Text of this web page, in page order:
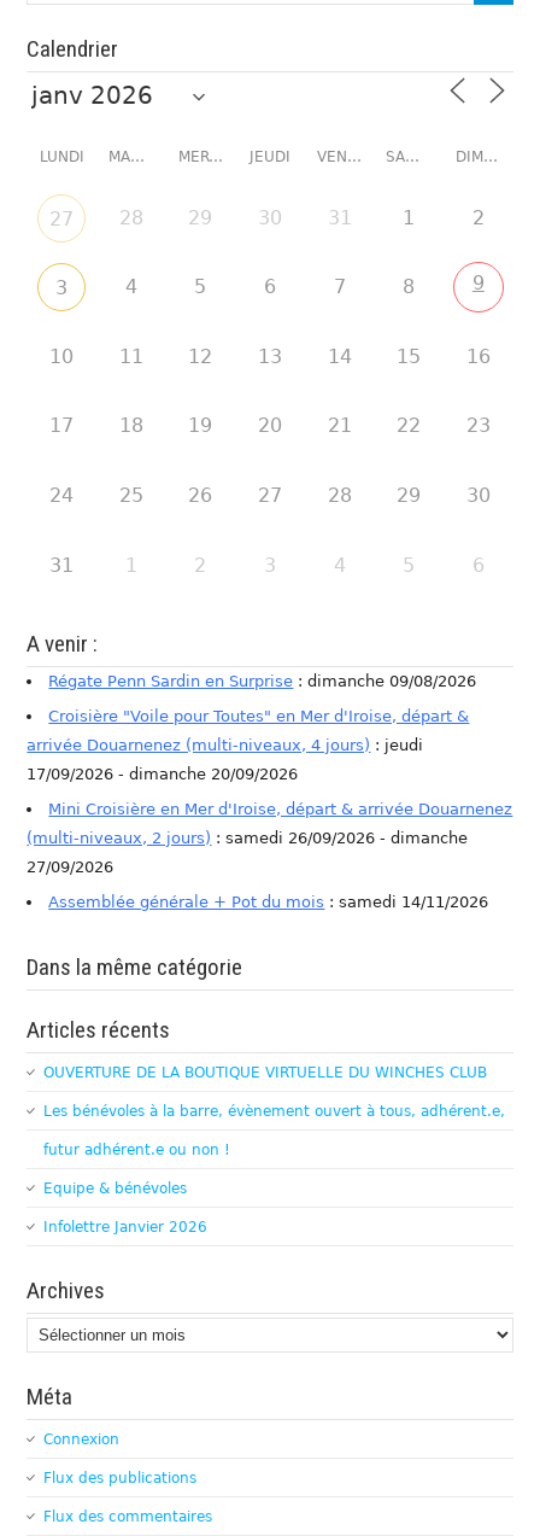
Calendrier
LUNDI MARDI MERCREDI JEUDI VENDREDI SAMEDI DIMANCHE
27 28 29 30 31 1 2
3 4 5 6 7 8 9
10 11 12 13 14 15 16
17 18 19 20 21 22 23
24 25 26 27 28 29 30
31 1 2 3 4 5 6
A venir :
Régate Penn Sardin en Surprise : dimanche 09/08/2026
Croisière "Voile pour Toutes" en Mer d'Iroise, départ &
arrivée Douarnenez (multi-niveaux, 4 jours) : jeudi
17/09/2026 - dimanche 20/09/2026
Mini Croisière en Mer d'Iroise, départ & arrivée Douarnenez
(multi-niveaux, 2 jours) : samedi 26/09/2026 - dimanche
27/09/2026
Assemblée générale + Pot du mois : samedi 14/11/2026
Dans la même catégorie
Articles récents
OUVERTURE DE LA BOUTIQUE VIRTUELLE DU WINCHES CLUB
Les bénévoles à la barre, évènement ouvert à tous, adhérent.e,
futur adhérent.e ou non !
Equipe & bénévoles
Infolettre Janvier 2026
Archives
Archives
Méta
Connexion
Flux des publications
Flux des commentaires